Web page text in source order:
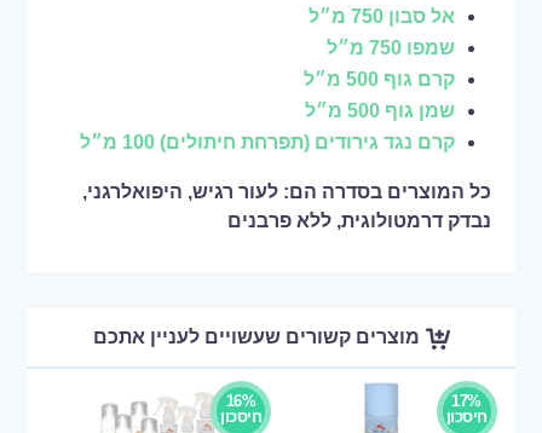
אל סבון 750 מ״ל
שמפו 750 מ״ל
קרם גוף 500 מ״ל
שמן גוף 500 מ״ל
קרם נגד גירודים (תפרחת חיתולים) 100 מ״ל
כל המוצרים בסדרה הם: לעור רגיש, היפואלרגני,
נבדק דרמטולוגית, ללא פרבנים
מוצרים קשורים שעשויים לעניין אתכם
17%
חיסכון
16%
חיסכון